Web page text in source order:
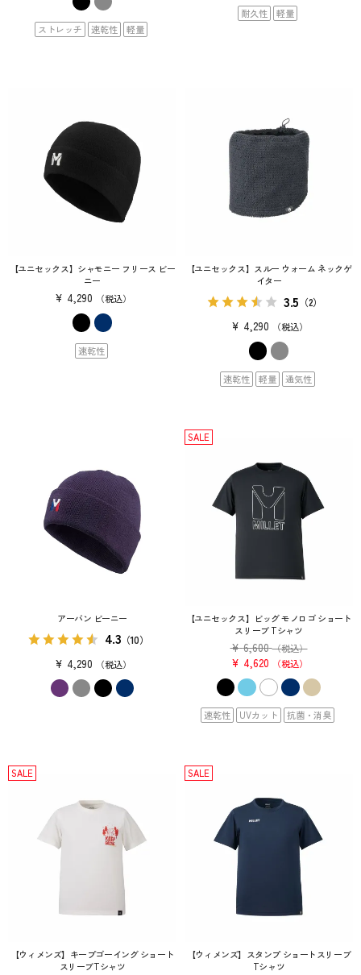
ストレッチ 速乾性 軽量
耐久性 軽量
【ユニセックス】シャモニー フリース ビー
ニー
¥ 4,290 税込
速乾性
【ユニセックス】スルー ウォーム ネックゲ
イター
3.5 （2）
¥ 4,290 税込
速乾性 軽量 通気性
アーバン ビーニー
4.3 （10）
¥ 4,290 税込
【ユニセックス】ビッグ モノロゴ ショート
スリーブ Tシャツ
¥ 6,600 （税込）
¥ 4,620 税込
SALE
速乾性 UVカット 抗菌・消臭
【ウィメンズ】キープゴーイング ショート
スリーブTシャツ
SALE
【ウィメンズ】スタンプ ショートスリーブ
Tシャツ
SALE